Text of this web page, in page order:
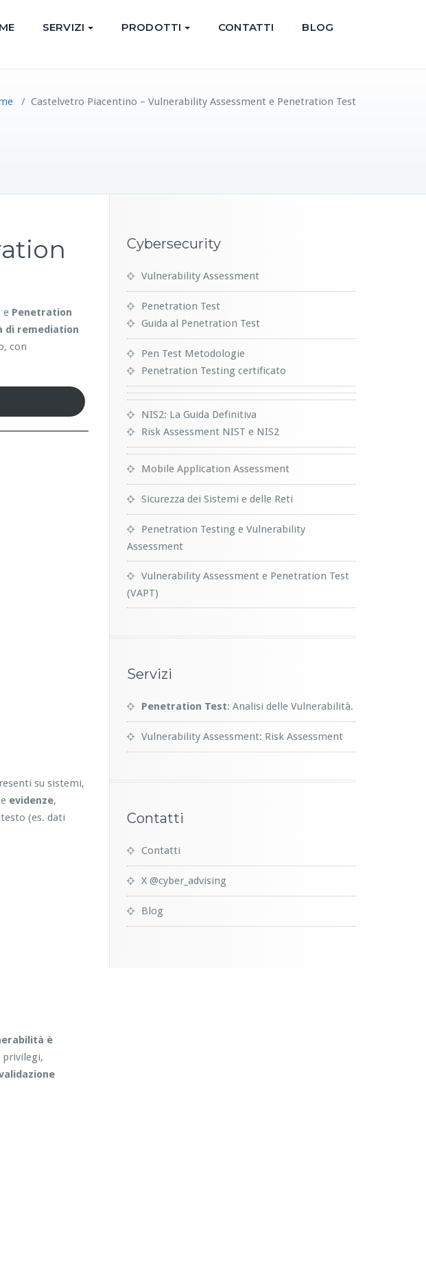
SERVIZI PRODOTTI CONTATTI BLOG
/ Castelvetro Piacentino – Vulnerability Assessment e Penetration Test
e Penetration
di remediation
con
su sistemi,
evidenze,
(es. dati
è
privilegi,
Cybersecurity
Vulnerability Assessment
Penetration Test
Guida al Penetration Test
Pen Test Metodologie
Penetration Testing certificato
NIS2: La Guida Definitiva
Risk Assessment NIST e NIS2
Mobile Application Assessment
Sicurezza dei Sistemi e delle Reti
Penetration Testing e Vulnerability
Assessment
Vulnerability Assessment e Penetration Test
(VAPT)
Servizi
Penetration Test: Analisi delle Vulnerabilità.
Vulnerability Assessment: Risk Assessment
Contatti
Contatti
X @cyber_advising
Blog